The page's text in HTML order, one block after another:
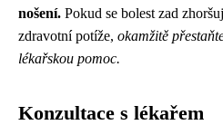
nošení. Pokud se bolest zad
zdravotní potíže, okamžitě
lékařskou pomoc.
Konzultace s lékařem